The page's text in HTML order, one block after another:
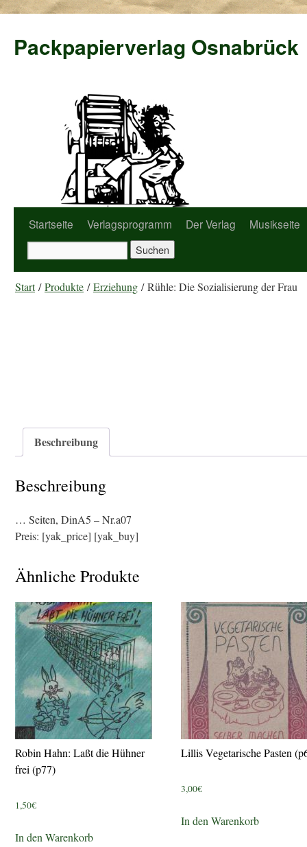
Packpapierverlag Osnabrück
Startseite Verlagsprogramm Der Verlag Musikseite
Start/Produkte /Erziehung / Rühle: Die Sozialisierung der Frau
Beschreibung
Beschreibung
… Seiten, DinA5 – Nr.a07
Preis: [yak_price] [yak_buy]
Ähnliche Produkte
Robin Hahn: Laßt die Hühner
frei (p77)
1,50€
In den Warenkorb
Lillis Vegetarische Pasten
3,00€
In den Warenkorb